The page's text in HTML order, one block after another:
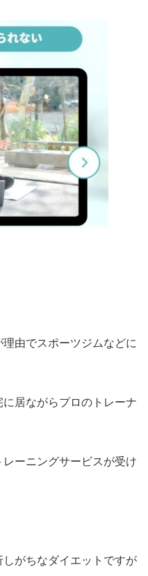
由でスポーツジムなどに
居ながらプロのトレーナ
ーニングサービスが受け
がちなダイエットですが